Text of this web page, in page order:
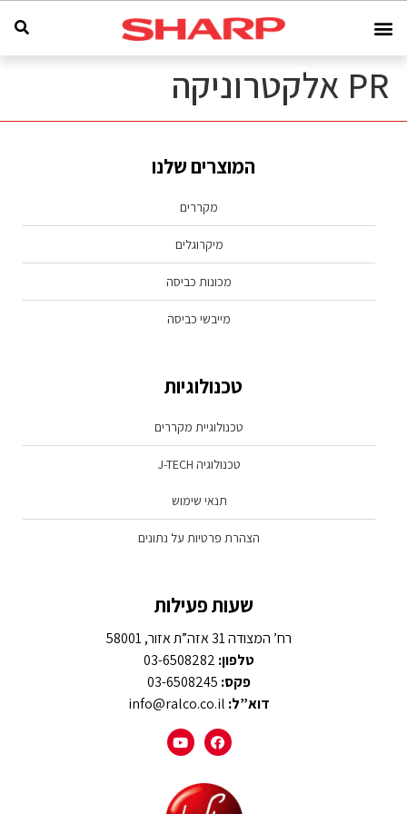
PR אלקטרוניקה
המוצרים שלנו
מקררים
מיקרוגלים
מכונות כביסה
מייבשי כביסה
טכנולוגיות
טכנולוגיית מקררים
טכנולוגיה J-TECH
תנאי שימוש
הצהרת פרטיות על נתונים
שעות פעילות
רח’ המצודה 31 אזה”ת אזור, 58001
טלפון:
פקס:
דוא”ל: